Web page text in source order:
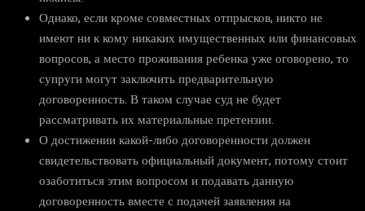
Однако, если кроме совместных отпрысков, никто не
имеют ни к кому никаких имущественных или финансовых
вопросов, а место проживания ребенка уже оговорено, то
супруги могут заключить предварительную
договоренность. В таком случае суд не будет
рассматривать их материальные претензии.
О достижении какой-либо договоренности должен
свидетельствовать официальный документ, потому стоит
озаботиться этим вопросом и подавать данную
договоренность вместе с подачей заявления на